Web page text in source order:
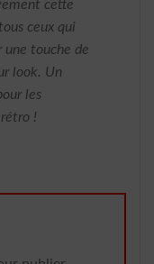
cette
ceux qui
une touche de
look. Un
les
!